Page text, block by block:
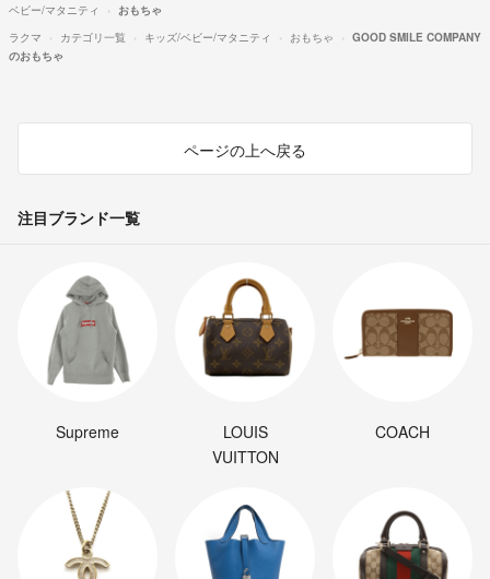
ベビー/マタニティ
おもちゃ
ラクマ
カテゴリ一覧 キッズ/ベビー/マタニティ おもちゃ
GOOD SMILE COMPANY
のおもちゃ
ページの上へ戻る
注目ブランド一覧
Supreme
LOUIS
VUITTON
COACH